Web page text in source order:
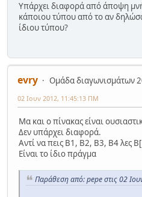
Υπάρχει διαφορά από άποψη
κάποιου τύπου από το αν
ίδιου τύπου?
evry
Ομάδα διαγωνισμάτων
02 Ιουν 2012, 11:45:13 ΠΜ
Μα και ο πίνακας είναι
Δεν υπάρχει διαφορά.
Αντί να πεις Β1, Β2, Β3, Β4 λες
Είναι το ίδιο πράγμα
Παράθεση από: pepe στις 02